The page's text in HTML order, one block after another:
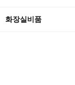
화장실비품